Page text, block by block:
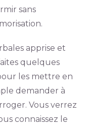
sans
apprise et
quelques
les mettre en
demander à
Vous verrez
connaissez le